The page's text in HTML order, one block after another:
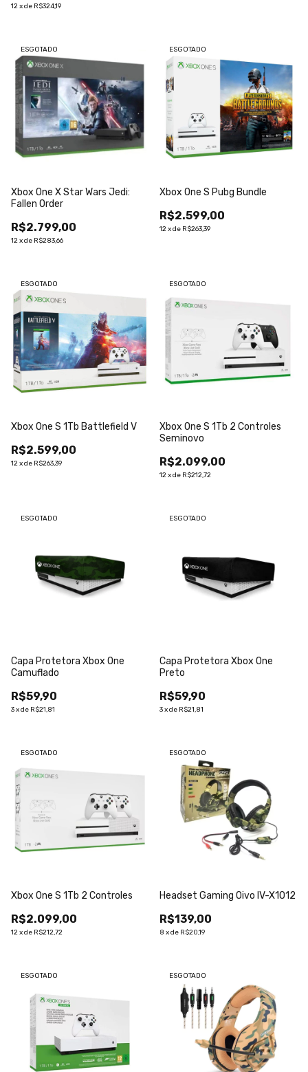
12xde R$324,19
ESGOTADO
Xbox One X Star Wars Jedi:
Fallen Order
R$2.799,00
12xde R$283,66
ESGOTADO
Xbox One S Pubg Bundle
R$2.599,00
12xde R$263,39
ESGOTADO
Xbox One S 1Tb Battlefield V
R$2.599,00
12xde R$263,39
ESGOTADO
Xbox One S 1Tb 2 Controles
Seminovo
R$2.099,00
12xde R$212,72
ESGOTADO
Capa Protetora Xbox One
Camuflado
R$59,90
3xde R$21,81
ESGOTADO
Capa Protetora Xbox One
Preto
R$59,90
3xde R$21,81
ESGOTADO
Xbox One S 1Tb 2 Controles
R$2.099,00
12xde R$212,72
ESGOTADO
Headset Gaming Oivo IV-X1012
R$139,00
8 xde R$20,19
ESGOTADO ESGOTADO